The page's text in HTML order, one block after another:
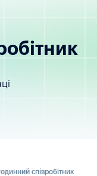
співробітник